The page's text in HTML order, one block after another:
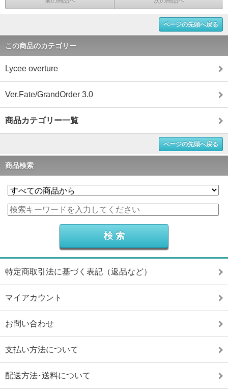
ページの先頭へ戻る
この商品のカテゴリー
Lycee overture
Ver.Fate/GrandOrder 3.0
商品カテゴリー一覧
ページの先頭へ戻る
商品検索
特定商取引法に基づく表記（返品など）
マイアカウント
お問い合わせ
支払い方法について
配送方法･送料について